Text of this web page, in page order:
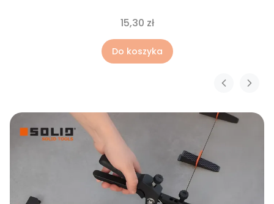
15,30 zł
Do koszyka